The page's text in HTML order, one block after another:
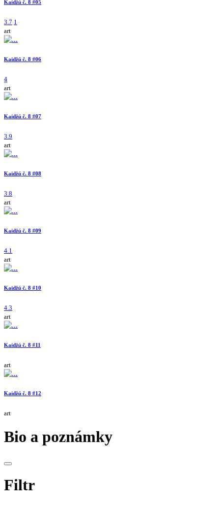
Kaidžú č. 8 #05
3.7 1
art
Kaidžú č. 8 #06
4
art
Kaidžú č. 8 #07
3.9
art
Kaidžú č. 8 #08
3.8
art
Kaidžú č. 8 #09
4.1
art
Kaidžú č. 8 #10
4.3
art
Kaidžú č. 8 #11
art
Kaidžú č. 8 #12
art
Bio a poznámky
Filtr